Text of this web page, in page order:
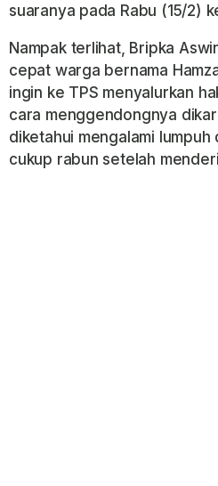
suaranya pada Rabu (15/2)
Nampak terlihat, Bripka
cepat warga bernama
ingin ke TPS menyalurkan
cara menggendongnya
diketahui mengalami
cukup rabun setelah